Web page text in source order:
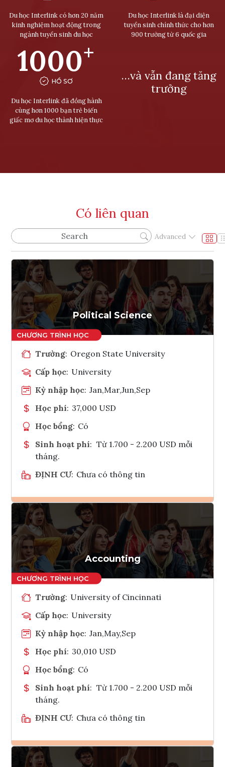
Du học Interlink có hơn 20 năm
kinh nghiệm hoạt động trong
ngành tuyển sinh du học
Du học Interlink là đại diện
tuyển sinh chính thức cho hơn
900 trường từ 6 quốc gia
1000+
HỒ SƠ
Du học Interlink đã đồng hành
cùng hơn 1000 bạn trẻ biến
giấc mơ du học thành hiện thực
…và vẫn đang tăng
trưởng
Có liên quan
Advanced
Political Science
Trường: Oregon State University
Cấp học: University
Kỳ nhập học: Jan,Mar,Jun,Sep
Học phí: 37,000 USD
Học bổng: Có
Sinh hoạt phí: Từ 1.700 - 2.200 USD mỗi
tháng.
ĐỊNH CƯ: Chưa có thông tin
Ghi danh
Tham vấn Interlink
Accounting
Trường: University of Cincinnati
Cấp học: University
Kỳ nhập học: Jan,May,Sep
Học phí: 30,010 USD
Học bổng: Có
Sinh hoạt phí: Từ 1.700 - 2.200 USD mỗi
tháng.
ĐỊNH CƯ: Chưa có thông tin
Ghi danh